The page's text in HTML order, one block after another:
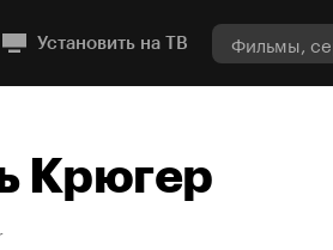
Установить на ТВ
Крюгер